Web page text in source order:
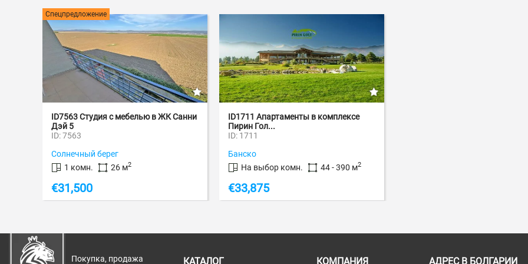
Спецпредложение
ID7563 Студия с мебелью в ЖК Санни
Дэй 5
ID: 7563
Солнечный берег
1 комн.
26 м2
€31,500
ID1711 Апартаменты в комплексе
Пирин Гол...
ID: 1711
Банско
На выбор комн.
44 - 390 м2
€33,875
Покупка, продажа
КАТАЛОГ КОМПАНИЯ АДРЕС В БОЛГАРИИ